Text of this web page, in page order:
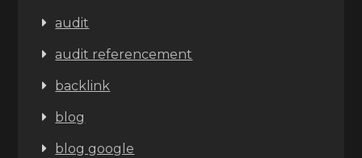
audit
audit referencement
backlink
blog
blog google